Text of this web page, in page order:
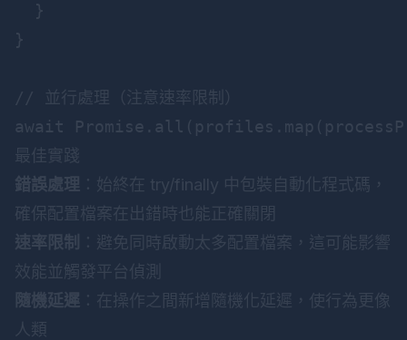
  }
}
// 並行處理（注意速率限制）
最佳實踐
錯誤處理 ：始終在 try/finally 中包裝自動化程式碼，
確保配置檔案在出錯時也能正確關閉
速率限制 ：避免同時啟動太多配置檔案，這可能影響
效能並觸發平台偵測
隨機延遲 ：在操作之間新增隨機化延遲，使行為更像
人類